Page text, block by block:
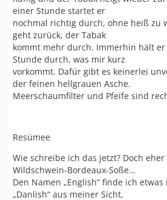
einer Stunde startet er
nochmal richtig durch, ohne heiß zu
geht zurück, der Tabak
kommt mehr durch. Immerhin hält
Stunde durch, was mir kurz
vorkommt. Dafür gibt es keinerlei
der feinen hellgrauen Asche.
Meerschaumfilter und Pfeife sind
Resümee
Wie schreibe ich das jetzt? Doch
Wildschwein-Bordeaux-Soße…
Den Namen „English“ finde ich
„Danlish“ aus meiner Sicht,